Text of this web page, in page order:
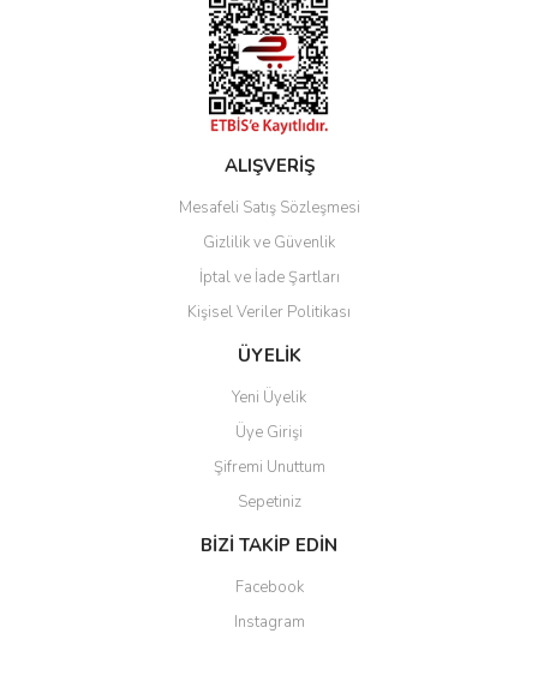
ALIŞVERİŞ
Mesafeli Satış Sözleşmesi
Gizlilik ve Güvenlik
İptal ve İade Şartları
Kişisel Veriler Politikası
ÜYELİK
Yeni Üyelik
Üye Girişi
Şifremi Unuttum
Sepetiniz
BİZİ TAKİP EDİN
Facebook
Instagram